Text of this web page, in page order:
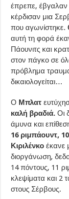
έπρεπε, έβγαλαν
κέρδισαν μια
που αγωνίστηκε.
αυτή τη φορά
Πάουνιτς και
στον πάγκο σε
πρόβλημα
δικαιολογείται…
Ο Μπλατ
καλή βραδιά. Οι
άμυνα και
16 ριμπάουντ,
Κιριλένκοέκανε
διοργάνωση,
14 πόντους, 11
κλεψίματα και 2
στους Σέρβους.